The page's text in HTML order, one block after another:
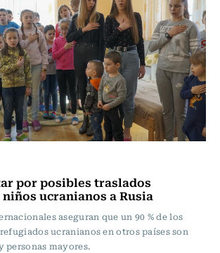
por posibles traslados
ucranianos a Rusia
aseguran que un 90 % de los
ucranianos en otros países son
personas mayores.